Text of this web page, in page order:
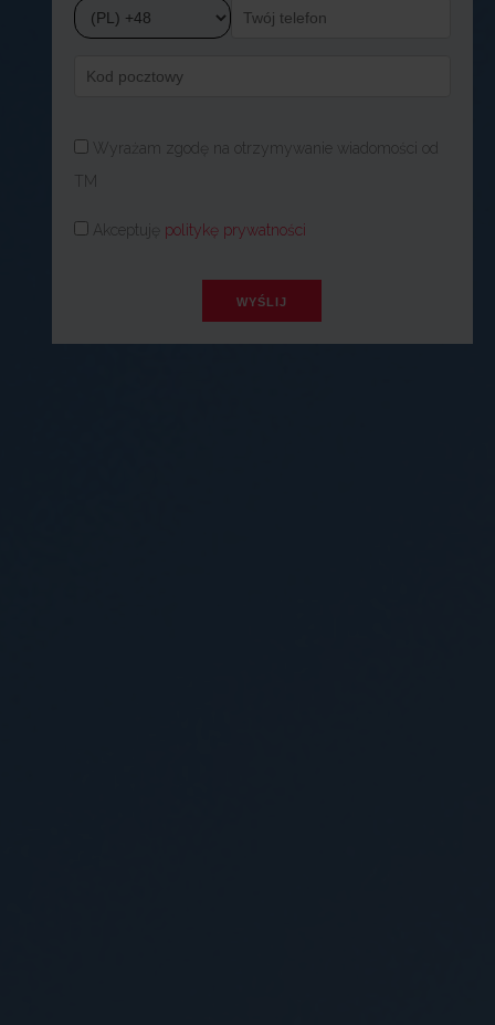
Wyrażam zgodę na otrzymywanie wiadomości od
Akceptuję politykę prywatności